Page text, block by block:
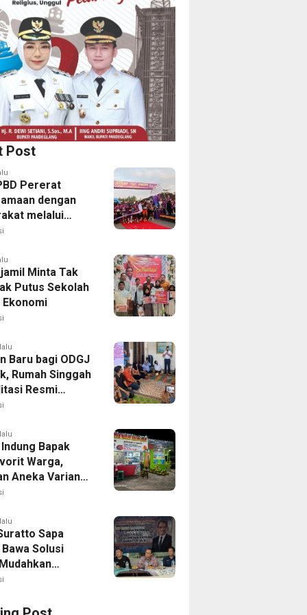
Post
Pererat
dengan
melalui
Run 2026
Minta Tak
Putus Sekolah
Ekonomi
Baru bagi ODGJ
Rumah Singgah
Resmi
Bapak
Warga,
Aneka Varian
Muda
Sapa
Solusi